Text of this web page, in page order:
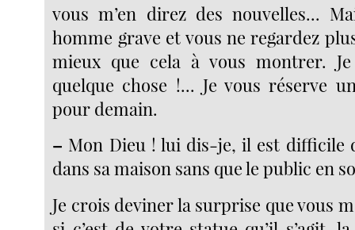
vous m’en direz des nouvelles...
homme grave et vous ne regardez
mieux que cela à vous montrer.
quelque chose !... Je vous réserve
pour demain.
– Mon Dieu ! lui dis-je, il est difficile
dans sa maison sans que le public en
Je crois deviner la surprise que vous